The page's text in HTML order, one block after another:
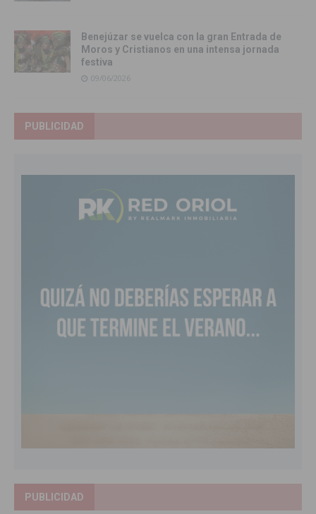
Benejúzar se vuelca con la gran Entrada de
Moros y Cristianos en una intensa jornada
festiva
09/06/2026
PUBLICIDAD
PUBLICIDAD